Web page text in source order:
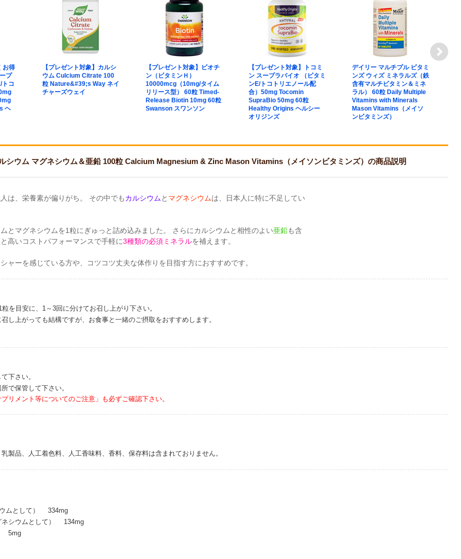
お得
プ
トコ
ヘ
【プレゼント対象】カルシ
ウム Culcium Citrate 100
粒 Nature&#39;s Way ネイ
チャーズウェイ
【プレゼント対象】ビオチ
ン（ビタミンＨ）
10000mcg（10mg/タイム
リリース型） 60粒 Timed-
Release Biotin 10mg 60粒
Swanson スワンソン
【プレゼント対象】トコミ
ン スープラバイオ （ビタミ
ンE/トコトリエノール配
合）50mg Tocomin
SupraBio 50mg 60粒
Healthy Origins ヘルシー
オリジンズ
デイリー マルチプル ビタミ
ンズ ウィズ ミネラルズ（鉄
含有マルチビタミン＆ミネ
ラル） 60粒 Daily Multiple
Vitamins with Minerals
Mason Vitamins（メイソ
ンビタミンズ）
シウム マグネシウム＆亜鉛 100粒 Calcium Magnesium & Zinc Mason Vitamins（メイソンビタミンズ）の商品説明
は、栄養素が偏りがち。 その中でもカルシウムと マグネシウムは、日本人に特に不足してい
とマグネシウムを1粒にぎゅっと詰め込みました。 さらにカルシウムと相性のよい亜鉛も含
と高いコストパフォーマンスで手軽に3種類の必須ミネラルを補えます。
ャーを感じている方や、コツコツ丈夫な体作りを目指す方におすすめです。
を目安に、1～3回に分けてお召し上がり下さい。
し上がっても結構ですが、お食事と一緒のご摂取をおすすめします。
下さい。
で保管して下さい。
リメント等についてのご注意」も必ずご確認下さい。
製品、人工着色料、人工香味料、香料、保存料は含まれておりません。
ムとして） 334mg
ネシウムとして） 134mg
5mg